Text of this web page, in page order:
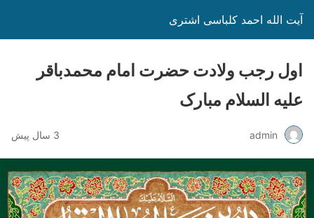
آیت الله احمد کلباسی اشتری
اول رجب ولادت حضرت امام محمدباقر
علیه السلام مبارک
admin 3 سال پیش